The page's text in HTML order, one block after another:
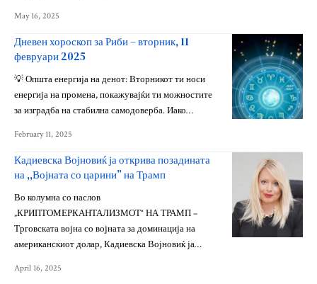
May 16, 2025
Дневен хороскоп за Риби – вторник, 11
февруари 2025
💡 Општа енергија на денот: Вторникот ти носи
енергија на промена, покажувајќи ти можностите
за изградба на стабилна самодоверба. Иако…
February 11, 2025
Кадиевска Војновиќ ја открива позадината
на ,,Војната со царини” на Трамп
Во колумна со наслов
„КРИПТОМЕРКАНТАЛИЗМОТ“ НА ТРАМП –
Трговската војна со војната за доминација на
американскиот долар, Кадиевска Војновиќ ја…
April 16, 2025